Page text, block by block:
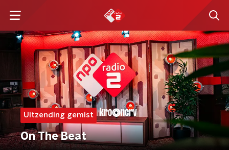
Uitzending gemist
On The Beat